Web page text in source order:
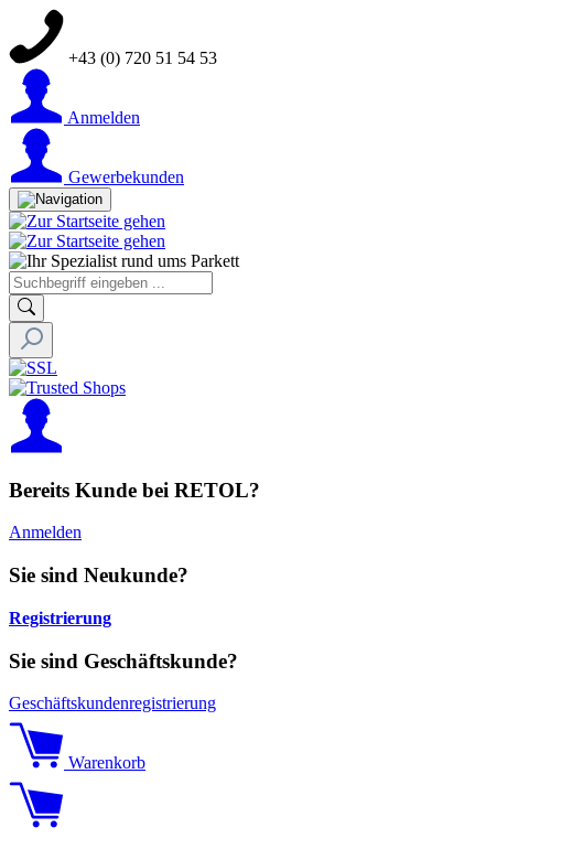
+43 (0) 720 51 54 53
Anmelden
Gewerbekunden
Bereits Kunde bei RETOL?
Anmelden
Sie sind Neukunde?
Registrierung
Sie sind Geschäftskunde?
Geschäftskundenregistrierung
Warenkorb